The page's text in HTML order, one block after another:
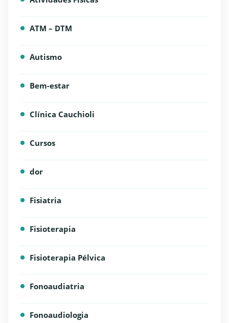
ATM – DTM
Autismo
Bem-estar
Clínica Cauchioli
Cursos
dor
Fisiatria
Fisioterapia
Fisioterapia Pélvica
Fonoaudiatria
Fonoaudiologia